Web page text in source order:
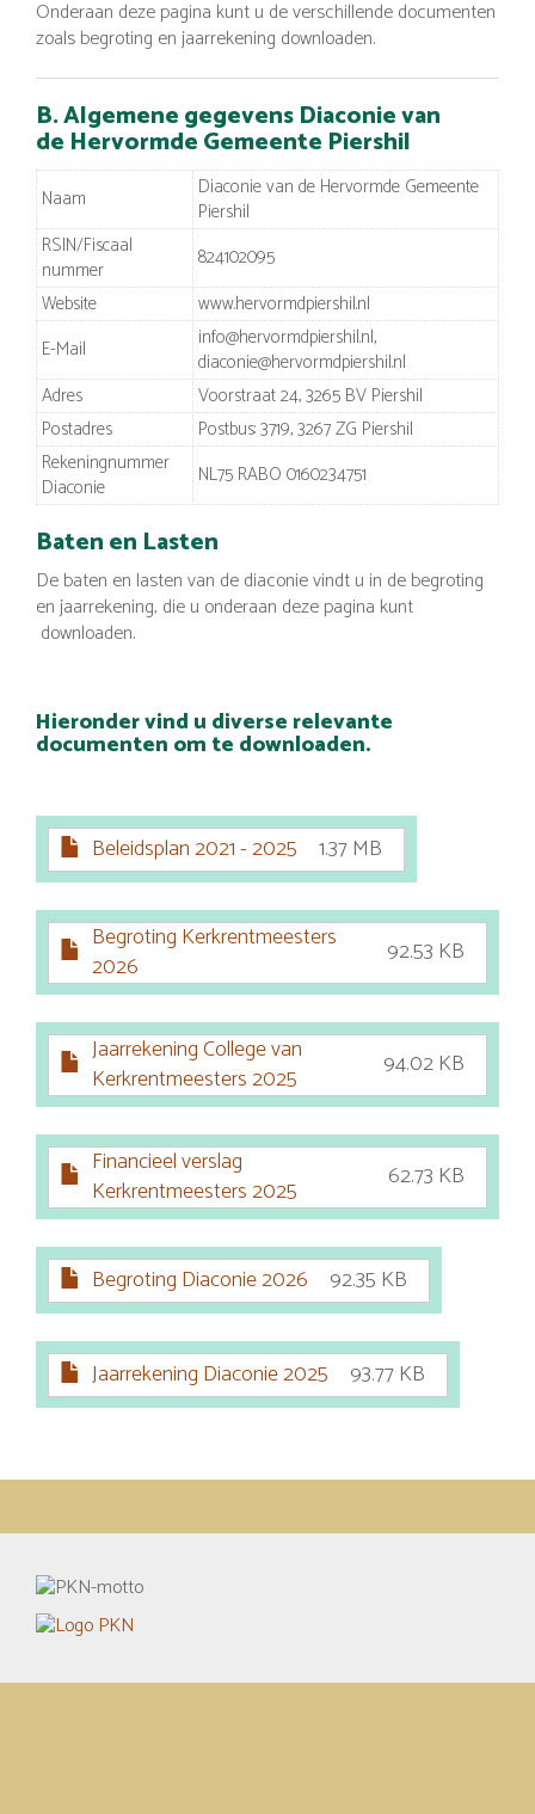
Onderaan deze pagina kunt u de verschillende documenten
zoals begroting en jaarrekening downloaden.
B. Algemene gegevens Diaconie van
de Hervormde Gemeente Piershil
Naam
Diaconie van de Hervormde Gemeente
Piershil
RSIN/Fiscaal
nummer
824102095
Website
www.hervormdpiershil.nl
E-Mail
info@hervormdpiershil.nl,
diaconie@hervormdpiershil.nl
Adres
Voorstraat 24, 3265 BV Piershil
Postadres
Postbus: 3719, 3267 ZG Piershil
Rekeningnummer
Diaconie
NL75 RABO 0160234751
Baten en Lasten
De baten en lasten van de diaconie vindt u in de begroting
en jaarrekening, die u onderaan deze pagina kunt
downloaden.
Hieronder vind u diverse relevante
documenten om te downloaden.
Beleidsplan 2021 - 2025 1.37 MB
Begroting Kerkrentmeesters
2026
92.53 KB
Jaarrekening College van
Kerkrentmeesters 2025
94.02 KB
Financieel verslag
Kerkrentmeesters 2025
62.73 KB
Begroting Diaconie 2026 92.35 KB
Jaarrekening Diaconie 2025 93.77 KB